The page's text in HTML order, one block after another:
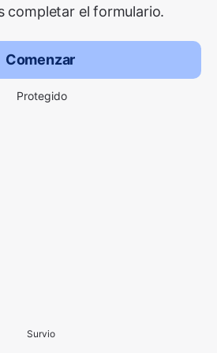
completar el formulario.
Comenzar
Protegido
Survio